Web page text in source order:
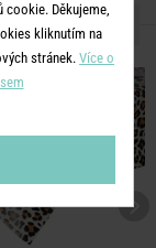
cookie. Děkujeme,
kliknutím na
stránek. Více o